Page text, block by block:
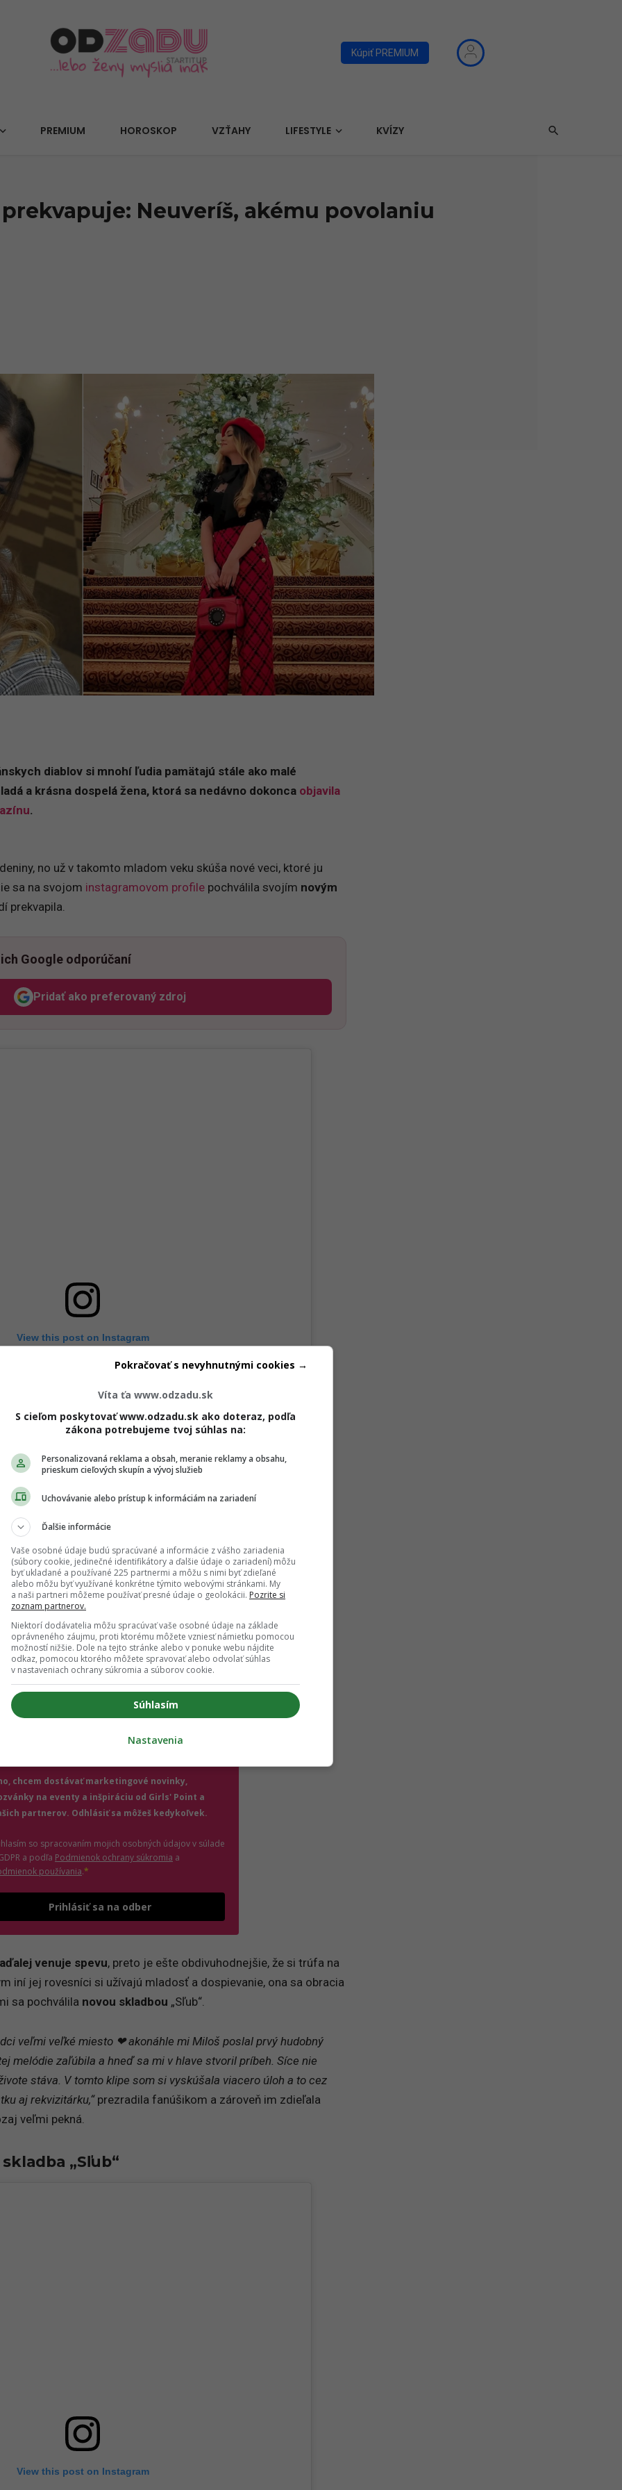
Kúpiť PREMIUM
PREMIUM HOROSKOP VZŤAHY LIFESTYLE KVÍZY
prekvapuje: Neuveríš, akému povolaniu
diablov si mnohí ľudia pamätajú stále ako malé
a krásna dospelá žena, ktorá sa nedávno dokonca objavila
.
no už v takomto mladom veku skúša nové veci, ktoré ju
sa na svojom instagramovom profile pochválila svojím novým
prekvapila.
Google odporúčaní
Pridať ako preferovaný zdroj
Odzadu, odkaz sa otvorí v novom okne
View this post on Instagram
by Vanessa Sarkozi (@vanesssarkozi)
ti nič neutečie! 💌
vedieť o najnovšom Girls' Point evente ako prvá?
sa na odber e-mailových newslettrov.
si nezabudni skontrolovať e-mail a potvrď
platnú e-mailovú adresu
chcem dostávať marketingové novinky,
na eventy a inšpiráciu od Girls' Point a
partnerov. Odhlásiť sa môžeš kedykoľvek.
so spracovaním mojich osobných údajov v súlade
a podľa Podmienok ochrany súkromia (otvorí sa v novom okne)
a
používania(otvorí sa v novom okne)
.*
Prihlásiť sa na odber
venuje spevu, preto je ešte obdivuhodnejšie, že si trúfa na
iní jej rovesníci si užívajú mladosť a dospievanie, ona sa obracia
sa pochválila novou skladbou „Sľub“.
veľmi veľké miesto ❤ akonáhle mi Miloš poslal prvý hudobný
melódie zaľúbila a hneď sa mi v hlave stvoril príbeh. Síce nie
stáva. V tomto klipe som si vyskúšala viacero úloh a to cez
aj rekvizitárku,“prezradila fanúšikom a zároveň im zdieľala
veľmi pekná.
„Sľub“
View this post on Instagram
Víta ťa www.odzadu.sk
S cieľom poskytovať www.odzadu.sk ako doteraz, podľa
zákona potrebujeme tvoj súhlas na:
Personalizovaná reklama a obsah, meranie reklamy a obsahu,
prieskum cieľových skupín a vývoj služieb
Uchovávanie alebo prístup k informáciám na zariadení
Ďalšie informácie
Vaše osobné údaje budú spracúvané a informácie z vášho zariadenia
(súbory cookie, jedinečné identifikátory a ďalšie údaje o zariadení) môžu
byť ukladané a používané 225 partnermi a môžu s nimi byť zdieľané
alebo môžu byť využívané konkrétne týmito webovými stránkami. My
a naši partneri môžeme používať presné údaje o geolokácii. Pozrite si
zoznam partnerov.
Niektorí dodávatelia môžu spracúvať vaše osobné údaje na základe
oprávneného záujmu, proti ktorému môžete vzniesť námietku pomocou
možností nižšie. Dole na tejto stránke alebo v ponuke webu nájdite
odkaz, pomocou ktorého môžete spravovať alebo odvolať súhlas
v nastaveniach ochrany súkromia a súborov cookie.
Súhlasím
Pokračovať s nevyhnutnými cookies →
Nastavenia